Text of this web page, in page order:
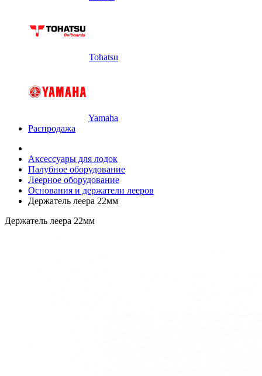
Tohatsu
Yamaha
Распродажа
Аксессуары для лодок
Палубное оборудование
Леерное оборудование
Основания и держатели лееров
Держатель леера 22мм
Держатель леера 22мм